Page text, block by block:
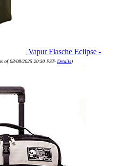
Vapur Flasche Eclipse -
of 08/08/2025 20:30 PST- Details)